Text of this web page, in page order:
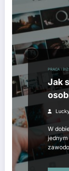
PRACA I
Jak
W